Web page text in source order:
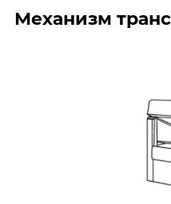
Механизм